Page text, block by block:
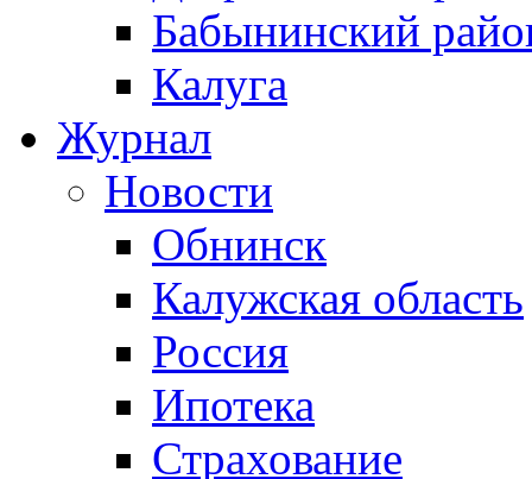
Бабынинский
Калуга
Журнал
Новости
Обнинск
Калужская область
Россия
Ипотека
Страхование